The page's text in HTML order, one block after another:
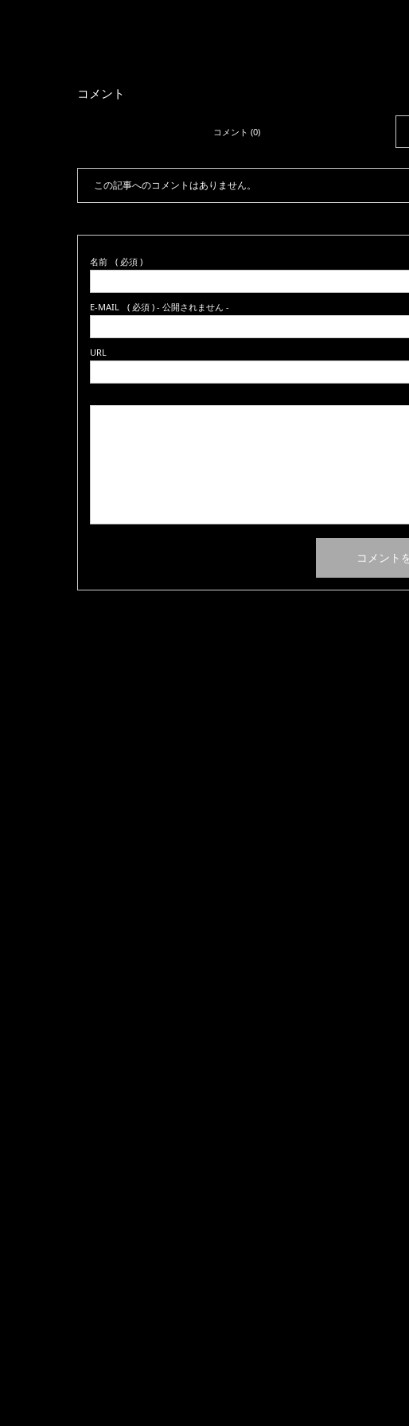
コメント
コメント (0)
この記事へのコメントはありません。
名前 ( 必須 )
E-MAIL ( 必須 ) - 公開されません -
URL